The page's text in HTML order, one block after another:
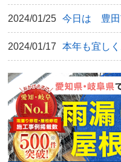
2024/01/25 今日は 豊田
2024/01/17 本年も宜し